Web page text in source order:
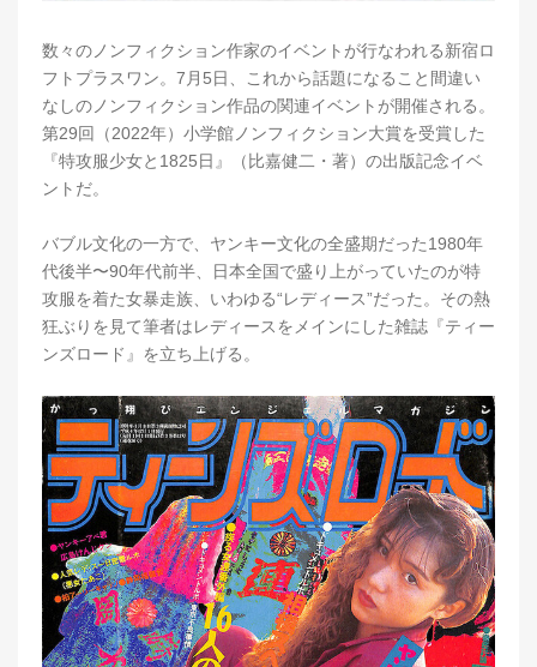
数々のノンフィクション作家のイベントが行なわれる新宿ロ
フトプラスワン。7月5日、これから話題になること間違い
なしのノンフィクション作品の関連イベントが開催される。
第29回（2022年）小学館ノンフィクション大賞を受賞した
『特攻服少女と1825日』（比嘉健二・著）の出版記念イベ
ントだ。
バブル文化の一方で、ヤンキー文化の全盛期だった1980年
代後半〜90年代前半、日本全国で盛り上がっていたのが特
攻服を着た女暴走族、いわゆる“レディース”だった。その熱
狂ぶりを見て筆者はレディースをメインにした雑誌『ティー
ンズロード』を立ち上げる。